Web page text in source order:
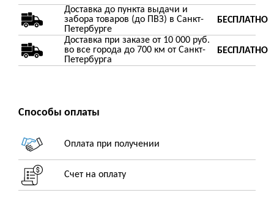
Доставка до пункта выдачи и
забора товаров (до ПВЗ) в Санкт-
Петербурге
БЕСПЛАТНО
Доставка при заказе от 10 000 руб.
во все города до 700 км от Санкт-
Петербурга
БЕСПЛАТНО
Способы оплаты
Оплата при получении
Счет на оплату